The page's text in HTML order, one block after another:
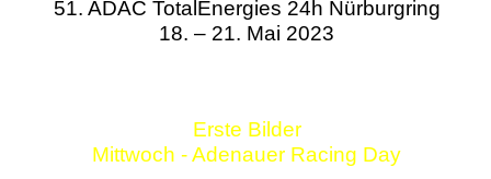
51. ADAC TotalEnergies 24h Nürburgring
18. – 21. Mai 2023
Erste Bilder
Mittwoch - Adenauer Racing Day